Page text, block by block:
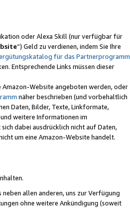
oder Alexa Skill (nur verfügbar für
“) Geld zu verdienen, indem Sie Ihre
für das Partnerprogramm
Entsprechende Links müssen dieser
Amazon-Website angeboten werden, oder
näher beschrieben (und vorbehaltlich
Daten, Bilder, Texte, Linkformate,
weitere Informationen im
dabei ausdrücklich nicht auf Daten,
um eine Amazon-Website handelt.
allen anderen, uns zur Verfügung
ohne weitere Ankündigung (soweit